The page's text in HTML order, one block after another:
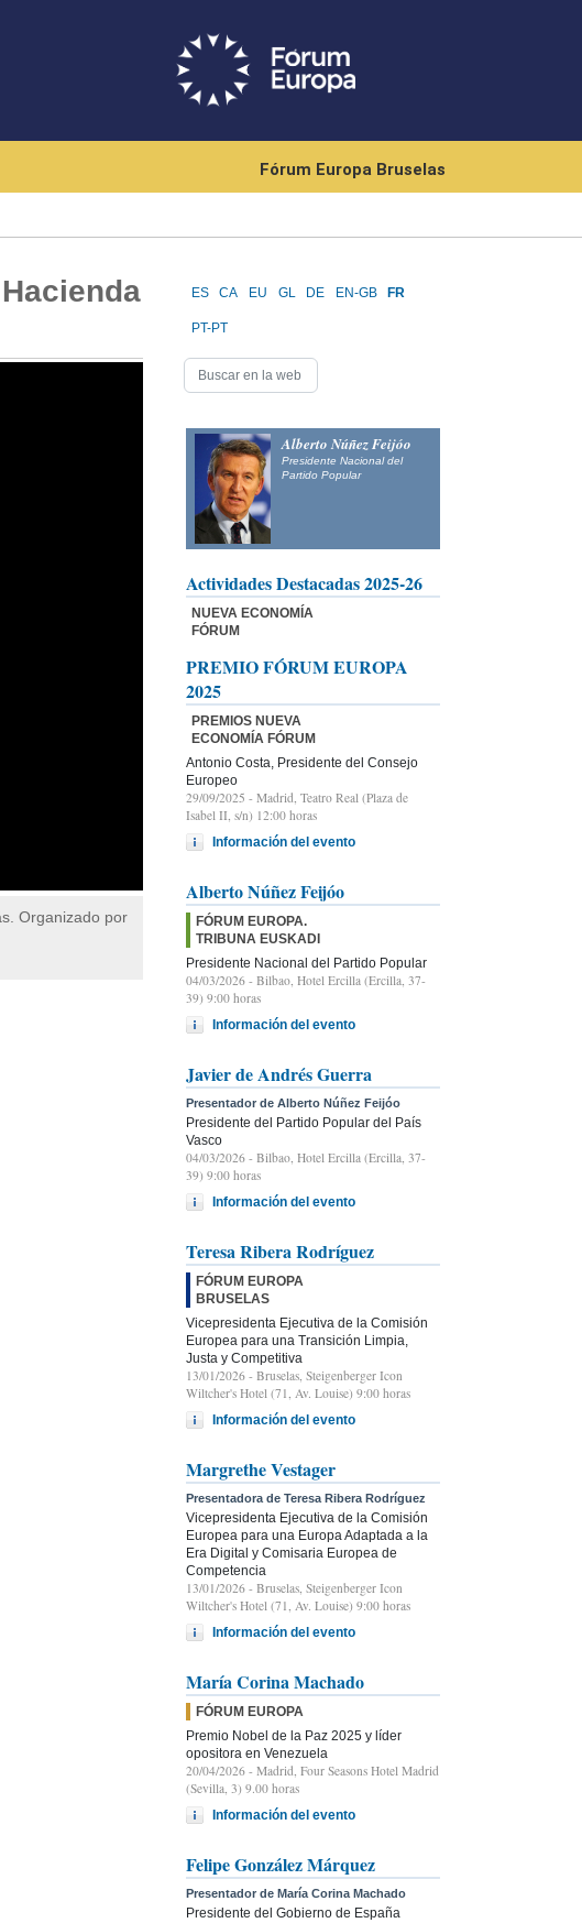
Fórum Europa Bruselas
Organizado por
ES CA EU GL DE EN-GB FR
PT-PT
Alberto Núñez Feijóo
Presidente Nacional del
Partido Popular
Actividades Destacadas 2025-26
NUEVA ECONOMÍA
FÓRUM
PREMIO FÓRUM EUROPA
2025
PREMIOS NUEVA
ECONOMÍA FÓRUM
Antonio Costa, Presidente del Consejo
Europeo
29/09/2025 - Madrid, Teatro Real (Plaza de
Isabel II, s/n) 12:00 horas
Información del evento
Alberto Núñez Feijóo
FÓRUM EUROPA.
TRIBUNA EUSKADI
Presidente Nacional del Partido Popular
04/03/2026 - Bilbao, Hotel Ercilla (Ercilla, 37-
39) 9:00 horas
Información del evento
Javier de Andrés Guerra
Presentador de Alberto Núñez Feijóo
Presidente del Partido Popular del País
Vasco
04/03/2026 - Bilbao, Hotel Ercilla (Ercilla, 37-
39) 9:00 horas
Información del evento
Teresa Ribera Rodríguez
FÓRUM EUROPA
BRUSELAS
Vicepresidenta Ejecutiva de la Comisión
Europea para una Transición Limpia,
Justa y Competitiva
13/01/2026 - Bruselas, Steigenberger Icon
Wiltcher's Hotel (71, Av. Louise) 9:00 horas
Información del evento
Margrethe Vestager
Presentadora de Teresa Ribera Rodríguez
Vicepresidenta Ejecutiva de la Comisión
Europea para una Europa Adaptada a la
Era Digital y Comisaria Europea de
Competencia
13/01/2026 - Bruselas, Steigenberger Icon
Wiltcher's Hotel (71, Av. Louise) 9:00 horas
Información del evento
María Corina Machado
FÓRUM EUROPA
Premio Nobel de la Paz 2025 y líder
opositora en Venezuela
20/04/2026 - Madrid, Four Seasons Hotel Madrid
(Sevilla, 3) 9.00 horas
Información del evento
Felipe González Márquez
Presentador de María Corina Machado
Presidente del Gobierno de España